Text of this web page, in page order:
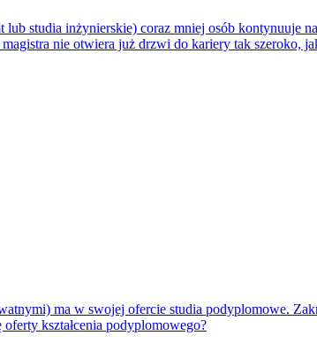
studia inżynierskie) coraz mniej osób kontynuuje
nie otwiera już drzwi do kariery tak szeroko,
ma w swojej ofercie studia podyplomowe.
kształcenia podyplomowego?